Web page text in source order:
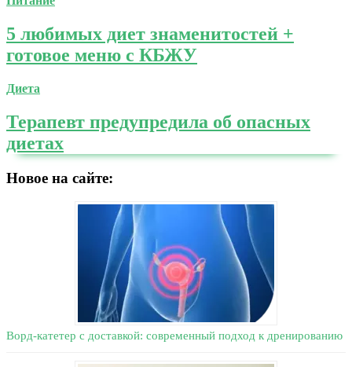
5 любимых диет знаменитостей +
готовое меню с КБЖУ
Диета
Терапевт предупредила об опасных
диетах
Новое на сайте:
Ворд-катетер c доставкой: современный подход к дренированию